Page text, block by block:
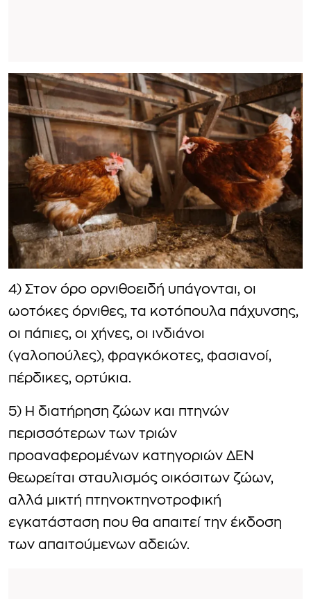
4) Στον όρο ορνιθοειδή υπάγονται, οι
ωοτόκες όρνιθες, τα κοτόπουλα πάχυνσης,
οι πάπιες, οι χήνες, οι ινδιάνοι
(γαλοπούλες), φραγκόκοτες, φασιανοί,
πέρδικες, ορτύκια.
5) Η διατήρηση ζώων και πτηνών
περισσότερων των τριών
προαναφερομένων κατηγοριών ΔΕΝ
θεωρείται σταυλισμός οικόσιτων ζώων,
αλλά μικτή πτηνοκτηνοτροφική
εγκατάσταση που θα απαιτεί την έκδοση
των απαιτούμενων αδειών.